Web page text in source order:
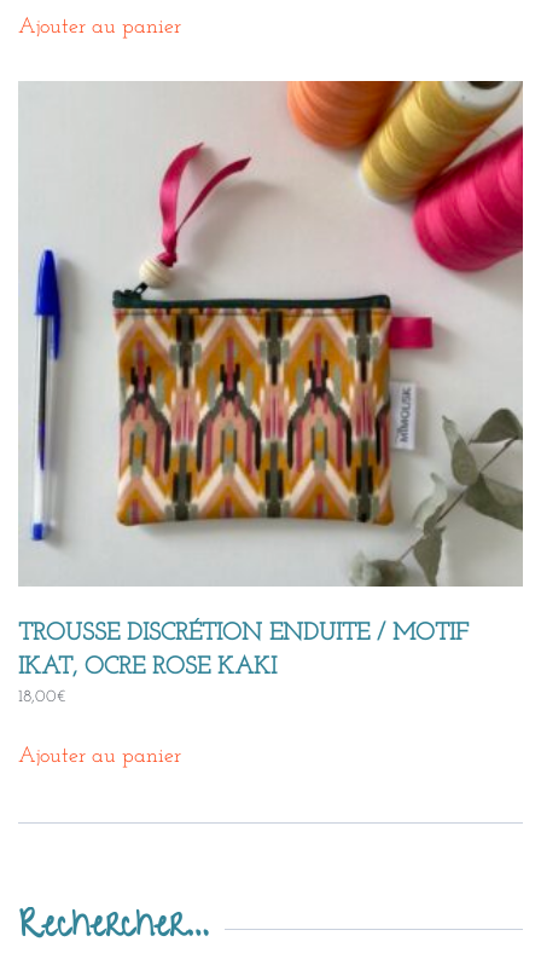
Ajouter au panier
TROUSSE DISCRÉTION ENDUITE / MOTIF
IKAT, OCRE ROSE KAKI
18,00€
Ajouter au panier
Rechercher…